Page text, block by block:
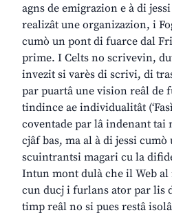
agns de emigrazion e à di
realizât une organizazion, i
cumò un pont di fuarce dal
prime. I Celts no scrivevin,
invezit si varès di scrivi, di
par puartâ une vision reâl de
tindince ae individualitât
coventade par lâ indenant tai
cjâf bas, ma al à di jessi
scuintrantsi magari cu la
Intun mont dulà che il Web
cun ducj i furlans ator par lis
timp reâl no si pues restâ